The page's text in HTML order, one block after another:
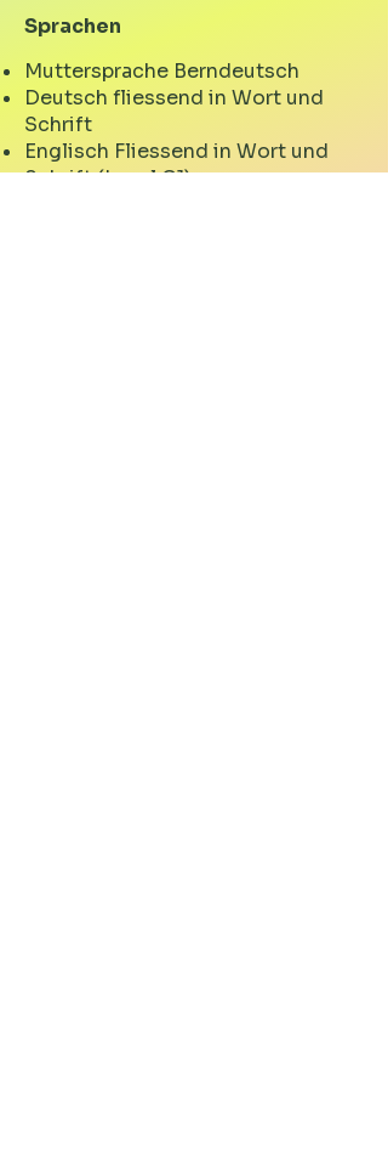
Sprachen
Muttersprache Berndeutsch
Deutsch fliessend in Wort und
Schrift
Englisch Fliessend in Wort und
Schrift (Level C1)